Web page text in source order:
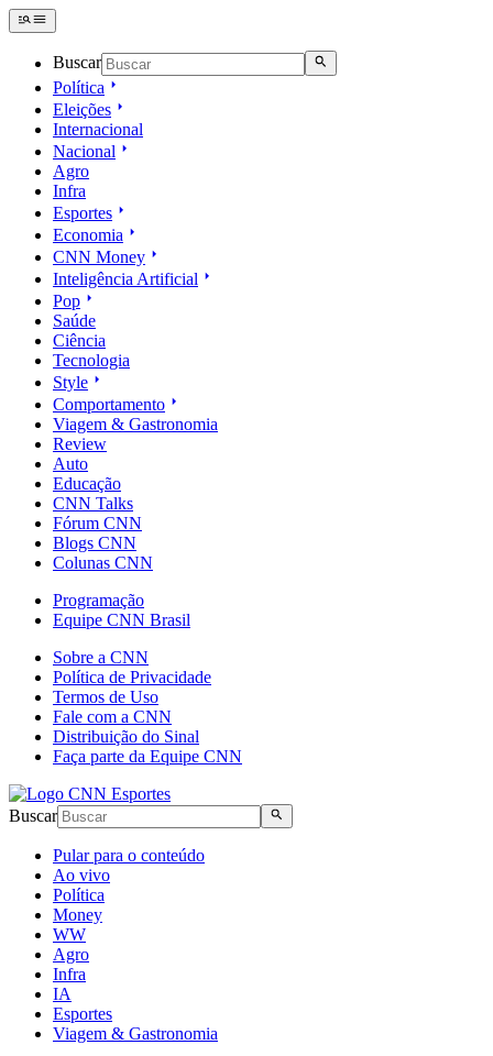
Buscar
Política
Eleições
Internacional
Nacional
Agro
Infra
Esportes
Economia
CNN Money
Inteligência Artificial
Pop
Saúde
Ciência
Tecnologia
Style
Comportamento
Viagem & Gastronomia
Review
Auto
Educação
CNN Talks
Fórum CNN
Blogs CNN
Colunas CNN
Programação
Equipe CNN Brasil
Sobre a CNN
Política de Privacidade
Termos de Uso
Fale com a CNN
Distribuição do Sinal
Faça parte da Equipe CNN
Buscar
Pular para o conteúdo
Ao vivo
Política
Money
WW
Agro
Infra
IA
Esportes
Viagem & Gastronomia